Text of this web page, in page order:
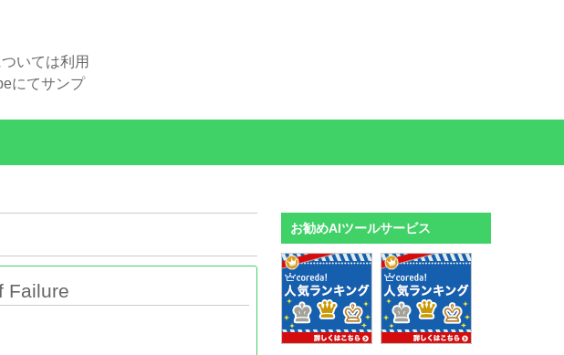
いては利用
にてサンプ
Failure
お勧めAIツールサービス